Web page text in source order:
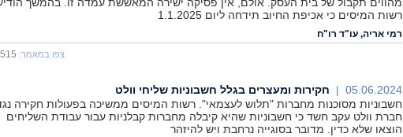
רשות המיסים כי אכיפת החיוב תידחה ליום 1.1.2025
רמי אריה, עו"ד רו"ח
צפו במאמר:
05.06.2024 |
חקירות ומעצרים בגלל חשבוניות שליחי וולט
חשבוניות מסוכנות מחברות "תלוש לעצמאי". רשות המיסים ממשיכה בפעולות חקירה
חברת וולט עקב חשד כי חשבוניות שהיא קיבלה מחברות קבלניות עבור עבודת השליחים
הוצאו שלא כדין. מדובר בסוגייה נרחבת ויש להיזהר